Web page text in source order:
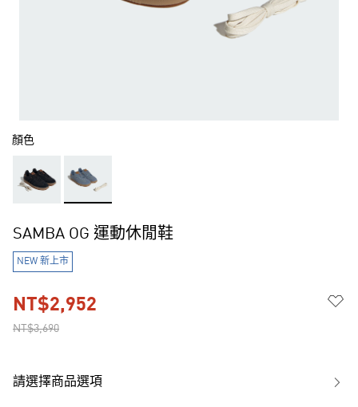
顏色
SAMBA OG 運動休閒鞋
NEW 新上市
NT$3,690
NT$2,952
請選擇商品選項